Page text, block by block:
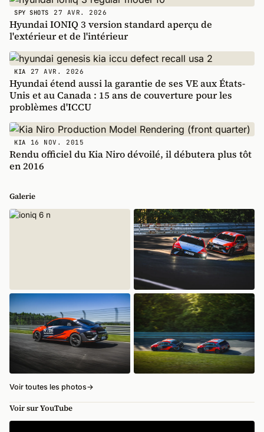
SPY SHOTS 27 AVR. 2026
Hyundai IONIQ 3 version standard aperçu de
l'extérieur et de l'intérieur
KIA 27 AVR. 2026
Hyundai étend aussi la garantie de ses VE aux États-
Unis et au Canada : 15 ans de couverture pour les
problèmes d'ICCU
KIA 16 NOV. 2015
Rendu officiel du Kia Niro dévoilé, il débutera plus tôt
en 2016
Galerie
Voir toutes les photos→
Voir sur YouTube